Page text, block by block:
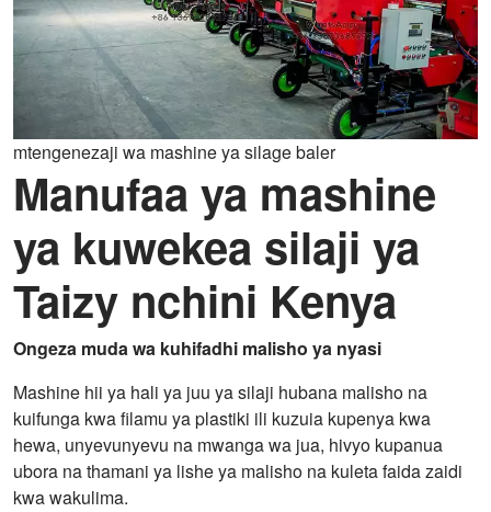
mtengenezaji wa mashine ya silage baler
Manufaa ya mashine
ya kuwekea silaji ya
Taizy nchini Kenya
Ongeza muda wa kuhifadhi malisho ya nyasi
Mashine hii ya hali ya juu ya silaji hubana malisho na
kuifunga kwa filamu ya plastiki ili kuzuia kupenya kwa
hewa, unyevunyevu na mwanga wa jua, hivyo kupanua
ubora na thamani ya lishe ya malisho na kuleta faida zaidi
kwa wakulima.